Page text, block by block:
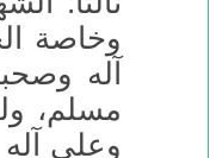
وخاصة
آله
مسلم،
وعلى